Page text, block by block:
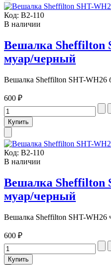
Код: В2-110
В наличии
Вешалка Sheffilton
муар/черный
Вешалка Sheffilton SHT-WH26
600 ₽
Код: В2-110
В наличии
Вешалка Sheffilton
муар/черный
Вешалка Sheffilton SHT-WH26
600 ₽